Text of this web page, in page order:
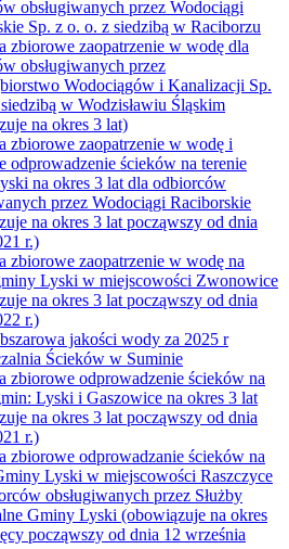
obsługiwanych przez Wodociągi
Sp. z o. o. z siedzibą w Raciborzu
zbiorowe zaopatrzenie w wodę dla
obsługiwanych przez
Wodociągów i Kanalizacji Sp.
w Wodzisławiu Śląskim
na okres 3 lat)
zbiorowe zaopatrzenie w wodę i
odprowadzenie ścieków na terenie
na okres 3 lat dla odbiorców
przez Wodociągi Raciborskie
na okres 3 lat począwszy od dnia
r.)
zbiorowe zaopatrzenie w wodę na
Lyski w miejscowości Zwonowice
na okres 3 lat począwszy od dnia
r.)
jakości wody za 2025 r
Ścieków w Suminie
zbiorowe odprowadzenie ścieków na
Lyski i Gaszowice na okres 3 lat
na okres 3 lat począwszy od dnia
r.)
zbiorowe odprowadzanie ścieków na
Lyski w miejscowości Raszczyce
obsługiwanych przez Służby
Gminy Lyski (obowiązuje na okres
począwszy od dnia 12 września